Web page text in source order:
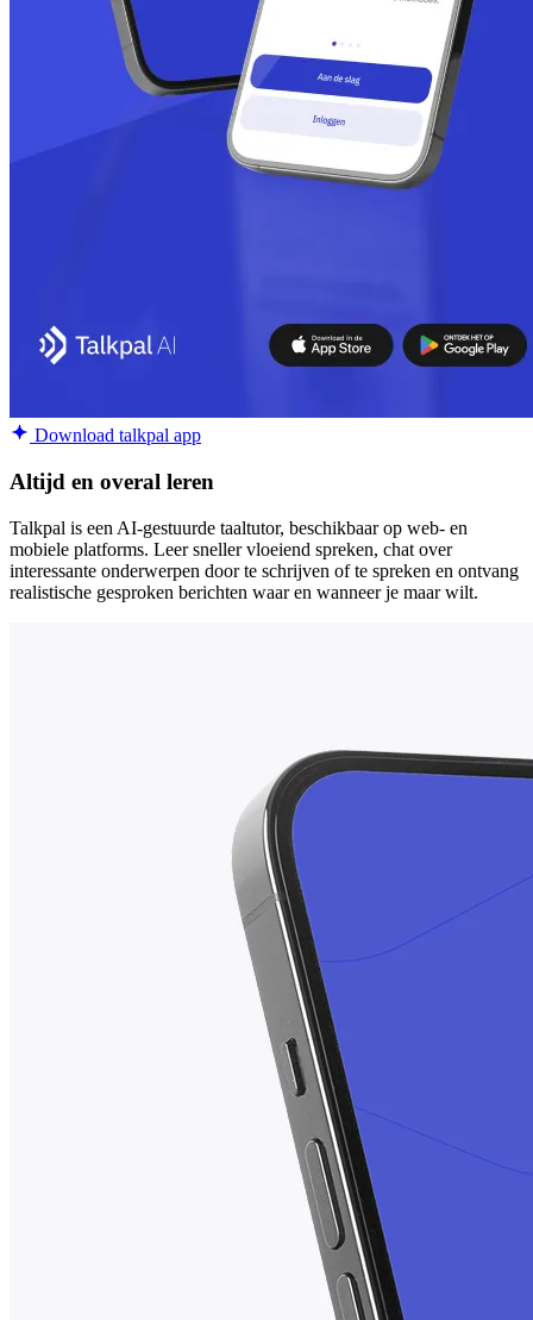
Download talkpal app
Altijd en overal leren
Talkpal is een AI-gestuurde taaltutor, beschikbaar op web- en
mobiele platforms. Leer sneller vloeiend spreken, chat over
interessante onderwerpen door te schrijven of te spreken en ontvang
realistische gesproken berichten waar en wanneer je maar wilt.